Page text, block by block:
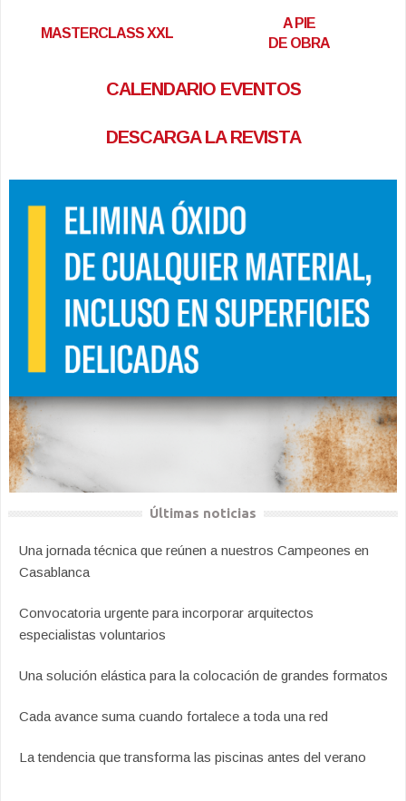
MASTERCLASS XXL
A PIE
DE OBRA
CALENDARIO EVENTOS
DESCARGA LA REVISTA
Últimas noticias
Una jornada técnica que reúnen a nuestros Campeones en
Casablanca
Convocatoria urgente para incorporar arquitectos
especialistas voluntarios
Una solución elástica para la colocación de grandes formatos
Cada avance suma cuando fortalece a toda una red
La tendencia que transforma las piscinas antes del verano